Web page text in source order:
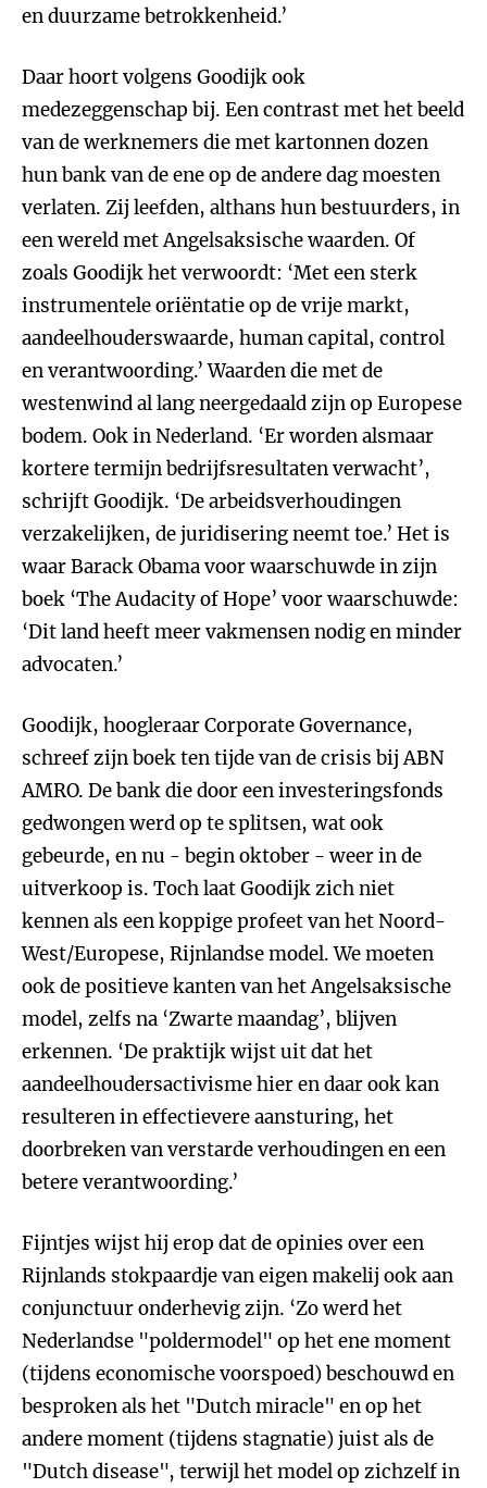
en duurzame betrokkenheid.’
Daar hoort volgens Goodijk ook
medezeggenschap bij. Een contrast met het beeld
van de werknemers die met kartonnen dozen
hun bank van de ene op de andere dag moesten
verlaten. Zij leefden, althans hun bestuurders, in
een wereld met Angelsaksische waarden. Of
zoals Goodijk het verwoordt: ‘Met een sterk
instrumentele oriëntatie op de vrije markt,
aandeelhouderswaarde, human capital, control
en verantwoording.’ Waarden die met de
westenwind al lang neergedaald zijn op Europese
bodem. Ook in Nederland. ‘Er worden alsmaar
kortere termijn bedrijfsresultaten verwacht’,
schrijft Goodijk. ‘De arbeidsverhoudingen
verzakelijken, de juridisering neemt toe.’ Het is
waar Barack Obama voor waarschuwde in zijn
boek ‘The Audacity of Hope’ voor waarschuwde:
‘Dit land heeft meer vakmensen nodig en minder
advocaten.’
Goodijk, hoogleraar Corporate Governance,
schreef zijn boek ten tijde van de crisis bij ABN
AMRO. De bank die door een investeringsfonds
gedwongen werd op te splitsen, wat ook
gebeurde, en nu - begin oktober - weer in de
uitverkoop is. Toch laat Goodijk zich niet
kennen als een koppige profeet van het Noord-
West/Europese, Rijnlandse model. We moeten
ook de positieve kanten van het Angelsaksische
model, zelfs na ‘Zwarte maandag’, blijven
erkennen. ‘De praktijk wijst uit dat het
aandeelhoudersactivisme hier en daar ook kan
resulteren in effectievere aansturing, het
doorbreken van verstarde verhoudingen en een
betere verantwoording.’
Fijntjes wijst hij erop dat de opinies over een
Rijnlands stokpaardje van eigen makelij ook aan
conjunctuur onderhevig zijn. ‘Zo werd het
Nederlandse "poldermodel" op het ene moment
(tijdens economische voorspoed) beschouwd en
besproken als het "Dutch miracle" en op het
andere moment (tijdens stagnatie) juist als de
"Dutch disease", terwijl het model op zichzelf in